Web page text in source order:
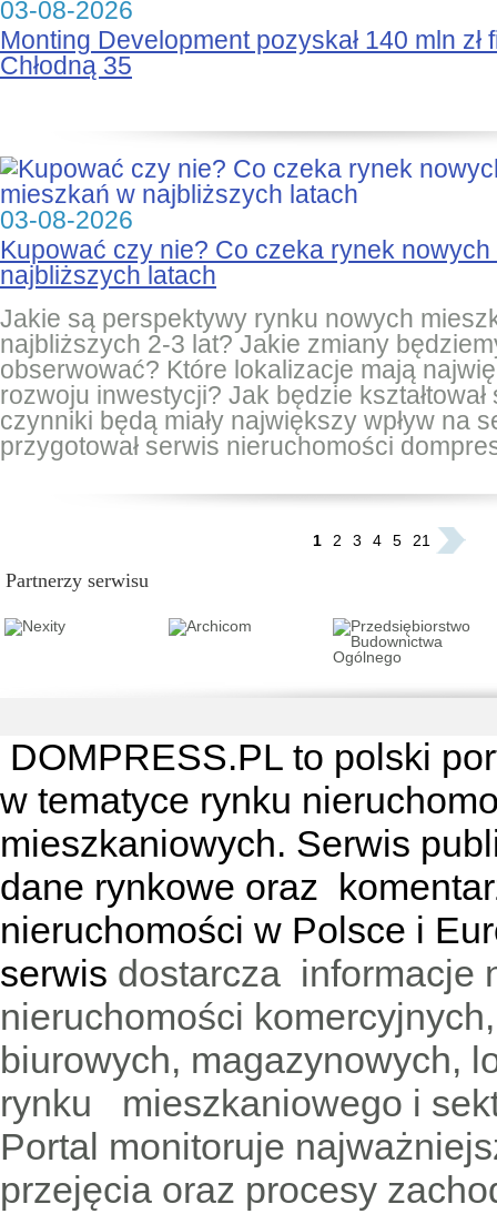
03-08-2026
Monting Development pozyskał 140 mln zł
Chłodną 35
03-08-2026
Kupować czy nie? Co czeka rynek
najbliższych latach
Jakie są perspektywy rynku nowych
najbliższych 2-3 lat? Jakie zmiany
obserwować? Które lokalizacje mają
rozwoju inwestycji? Jak będzie
czynniki będą miały największy wpływ na
przygotował serwis nieruchomości
1 2 3 4 5 21
Partnerzy serwisu
DOMPRESS.PL to polski
w tematyce rynku
mieszkaniowych. Serwis
dane rynkowe oraz
nieruchomości w Polsce i
serwis dostarcza informacje
nieruchomości
biurowych, magazynowych,
rynku mieszkaniowego i
Portal monitoruje
przejęcia oraz procesy